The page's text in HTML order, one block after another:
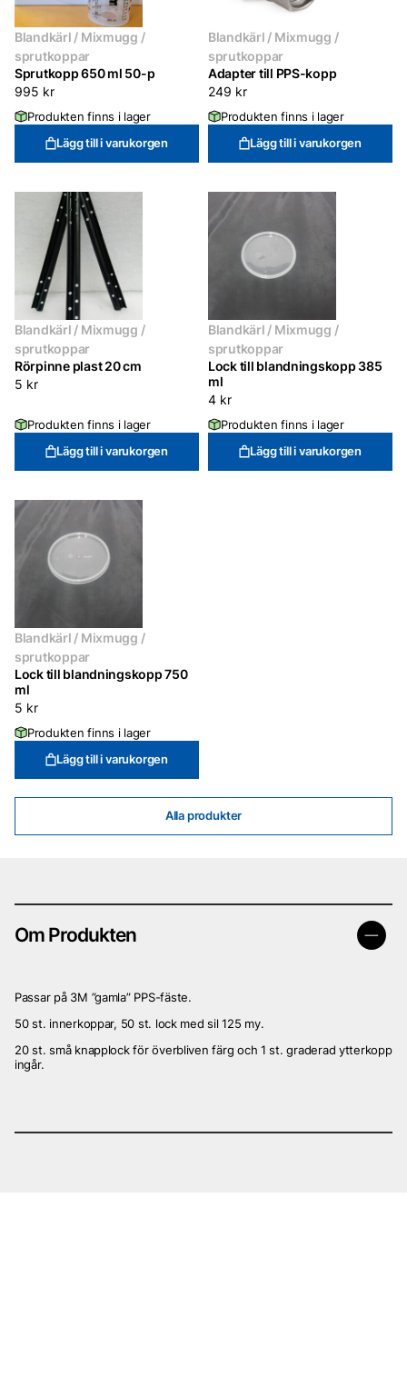
Alla produkter
Blandkärl / Mixmugg /
sprutkoppar
Sprutkopp 650 ml 50-p
995 kr
Produkten finns i lager
Lägg till i varukorgen
Blandkärl / Mixmugg /
sprutkoppar
Adapter till PPS-kopp
249 kr
Produkten finns i lager
Lägg till i varukorgen
Blandkärl / Mixmugg /
sprutkoppar
Rörpinne plast 20 cm
5 kr
Produkten finns i lager
Lägg till i varukorgen
Blandkärl / Mixmugg /
sprutkoppar
Lock till blandningskopp 385
ml
4 kr
Produkten finns i lager
Lägg till i varukorgen
Blandkärl / Mixmugg /
sprutkoppar
Lock till blandningskopp 750
ml
5 kr
Produkten finns i lager
Lägg till i varukorgen
Om Produkten
Passar på 3M ”gamla” PPS-fäste.
50 st. innerkoppar, 50 st. lock med sil 125 my.
20 st. små knapplock för överbliven färg och 1 st. graderad ytterkopp
ingår.